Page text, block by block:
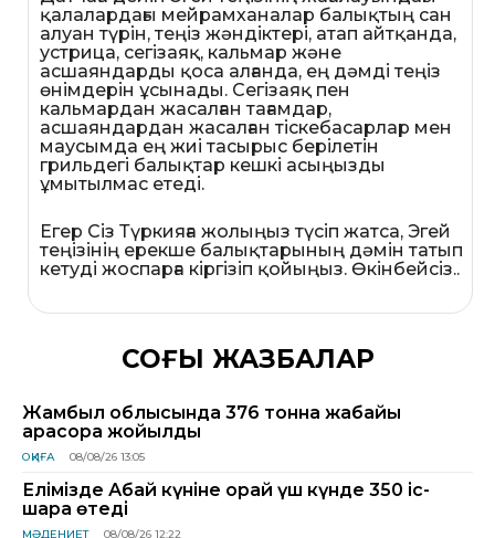
қалалардағы мейрамханалар балықтың сан
алуан түрін, теңіз жәндіктері, атап айтқанда,
устрица, сегізаяқ, кальмар және
асшаяндарды қоса алғанда, ең дәмді теңіз
өнімдерін ұсынады. Сегізаяқ пен
кальмардан жасалған тағамдар,
асшаяндардан жасалған тіскебасарлар мен
маусымда ең жиі тасырыс берілетін
грильдегі балықтар кешкі асыңызды
ұмытылмас етеді.
Егер Сіз Түркияға жолыңыз түсіп жатса, Эгей
теңізінің ерекше балықтарының дәмін татып
кетуді жоспарға кіргізіп қойыңыз. Өкінбейсіз..
СОҢҒЫ ЖАЗБАЛАР
Жамбыл облысында 376 тонна жабайы
қарасора жойылды
ОҚИҒА 08/08/26 13:05
Елімізде Абай күніне орай үш күнде 350 іс-
шара өтеді
МӘДЕНИЕТ 08/08/26 12:22